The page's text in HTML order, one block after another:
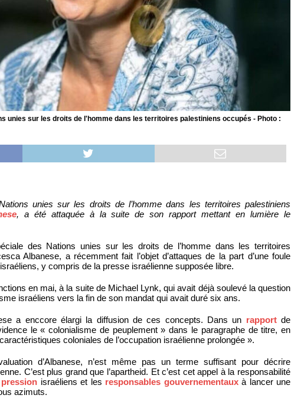
unies sur les droits de l'homme dans les territoires palestiniens occupés - Photo :
unies sur les droits de l’homme dans les territoires palestiniens
, a été attaquée à la suite de son rapport mettant en lumière le
des Nations unies sur les droits de l’homme dans les territoires
Albanese, a récemment fait l’objet d’attaques de la part d’une foule
y compris de la presse israélienne supposée libre.
en mai, à la suite de Michael Lynk, qui avait déjà soulevé la question
israéliens vers la fin de son mandat qui avait duré six ans.
a enccore élargi la diffusion de ces concepts. Dans un rapportde
le « colonialisme de peuplement » dans le paragraphe de titre, en
coloniales de l’occupation israélienne prolongée ».
d’Albanese, n’est même pas un terme suffisant pour décrire
C’est plus grand que l’apartheid. Et c’est cet appel à la responsabilité
israéliens et les responsables gouvernementauxà lancer une
azimuts.